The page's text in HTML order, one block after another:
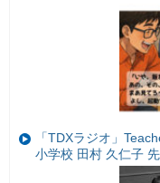
「TDXラジオ」
小学校 田村 久仁子